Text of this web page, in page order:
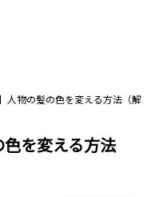
人物の髪の色を変える方法（解説
を変える方法